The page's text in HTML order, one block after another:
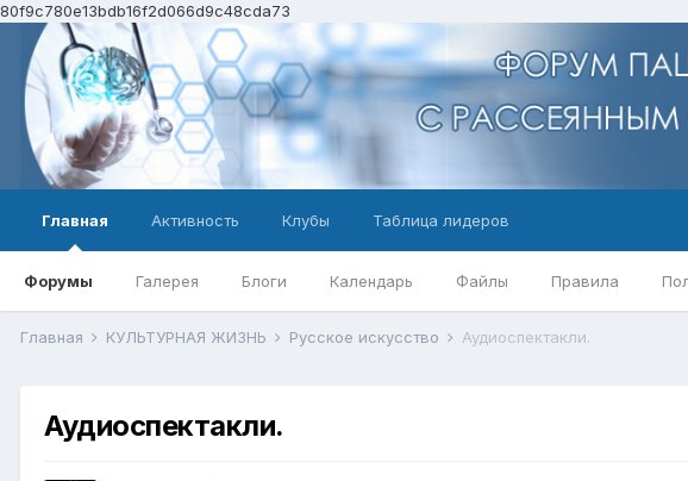
80f9c780e13bdb16f2d066d9c48cda73
Главная
Форумы Галерея Блоги Календарь Файлы Правила
Активность Клубы Таблица лидеров
Главная КУЛЬТУРНАЯ ЖИЗНЬ Русское искусство Аудиоспектакли.
Аудиоспектакли.